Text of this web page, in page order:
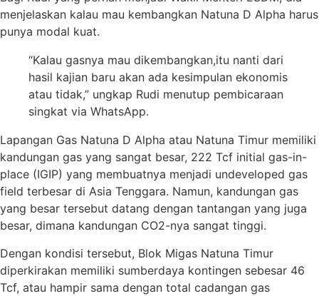
menjelaskan kalau mau kembangkan Natuna D Alpha harus
punya modal kuat.
“Kalau gasnya mau dikembangkan,itu nanti dari
hasil kajian baru akan ada kesimpulan ekonomis
atau tidak,” ungkap Rudi menutup pembicaraan
singkat via WhatsApp.
Lapangan Gas Natuna D Alpha atau Natuna Timur memiliki
kandungan gas yang sangat besar, 222 Tcf initial gas-in-
place (IGIP) yang membuatnya menjadi undeveloped gas
field terbesar di Asia Tenggara. Namun, kandungan gas
yang besar tersebut datang dengan tantangan yang juga
besar, dimana kandungan CO2-nya sangat tinggi.
Dengan kondisi tersebut, Blok Migas Natuna Timur
diperkirakan memiliki sumberdaya kontingen sebesar 46
Tcf, atau hampir sama dengan total cadangan gas